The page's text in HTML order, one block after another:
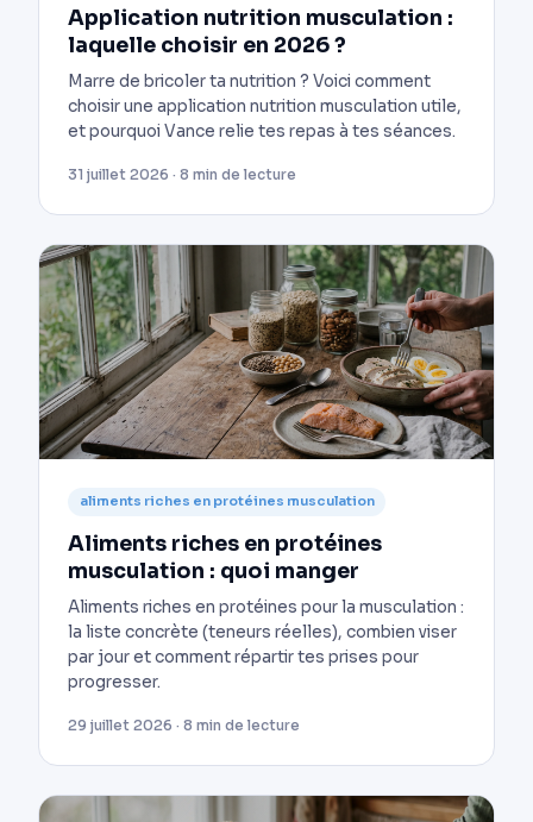
Application nutrition musculation :
laquelle choisir en 2026 ?
Marre de bricoler ta nutrition ? Voici comment
choisir une application nutrition musculation utile,
et pourquoi Vance relie tes repas à tes séances.
31 juillet 2026 · 8 min de lecture
aliments riches en protéines musculation
Aliments riches en protéines
musculation : quoi manger
Aliments riches en protéines pour la musculation :
la liste concrète (teneurs réelles), combien viser
par jour et comment répartir tes prises pour
progresser.
29 juillet 2026 · 8 min de lecture